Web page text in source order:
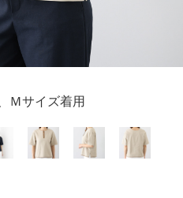
サイズ着用